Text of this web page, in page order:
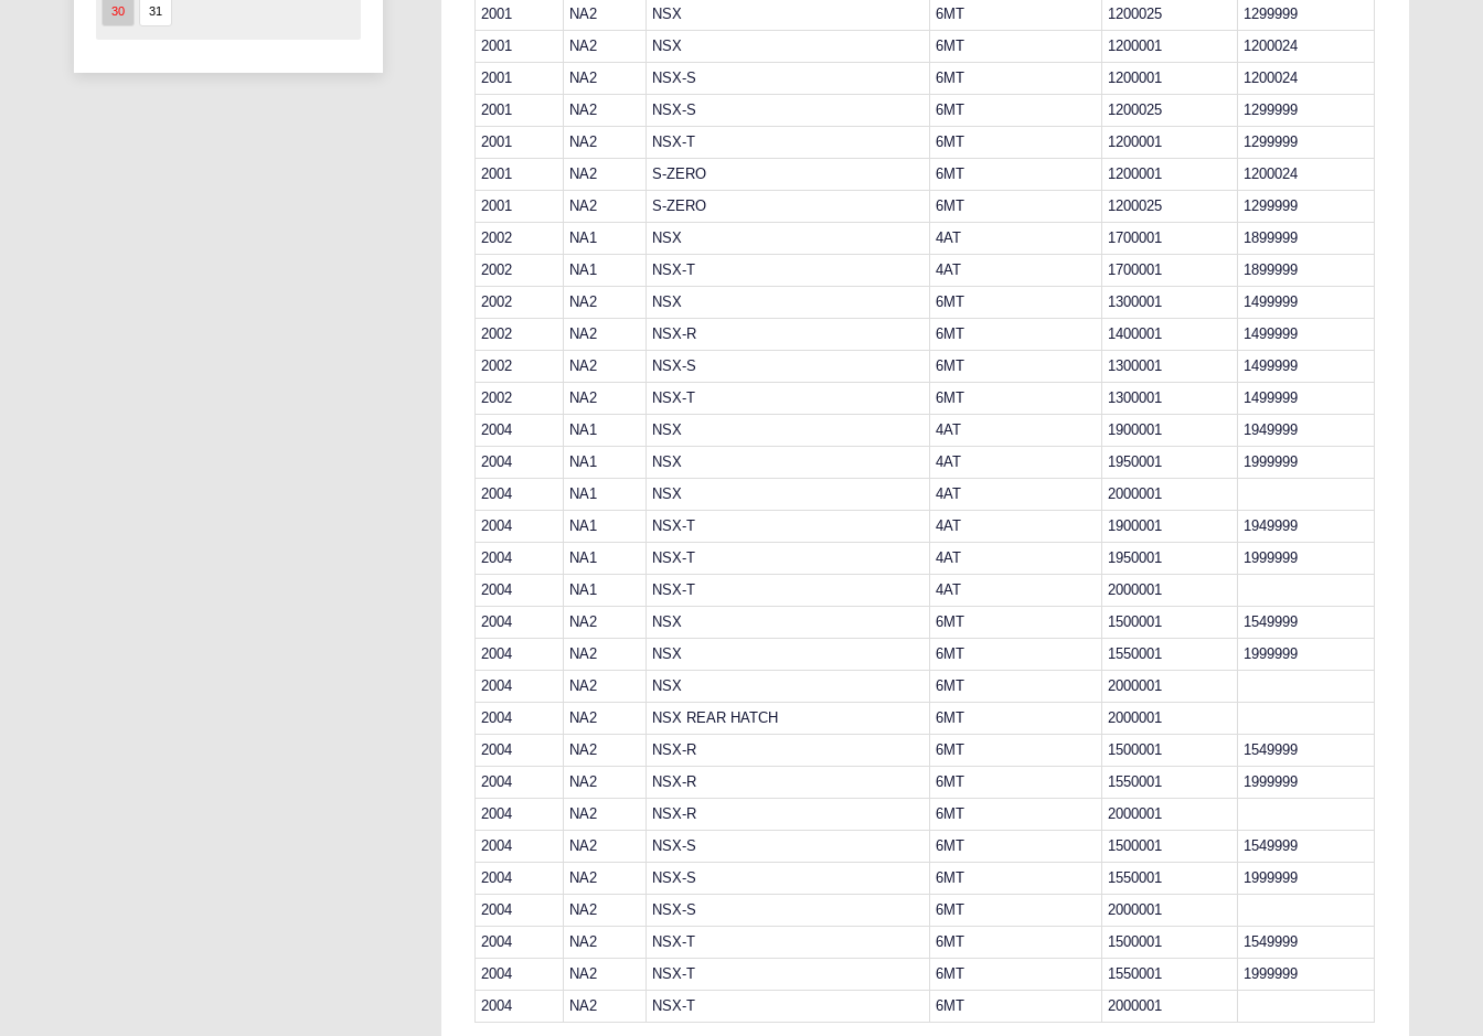
30 31
2001
NA2 NSX 6MT 1200025
1299999
2001
NA2 NSX 6MT 1200001
1200024
2001
NA2 NSX-S 6MT 1200001
1200024
2001
NA2 NSX-S 6MT 1200025
1299999
2001
NA2 NSX-T 6MT 1200001
1299999
2001
NA2 S-ZERO 6MT 1200001
1200024
2001
NA2 S-ZERO 6MT 1200025
1299999
2002
NA1 NSX 4AT 1700001
1899999
2002
NA1 NSX-T 4AT 1700001
1899999
2002
NA2 NSX 6MT 1300001
1499999
2002
NA2 NSX-R 6MT 1400001
1499999
2002
NA2 NSX-S 6MT 1300001
1499999
2002
NA2 NSX-T 6MT 1300001
1499999
2004
NA1 NSX 4AT 1900001
1949999
2004
NA1 NSX 4AT 1950001
1999999
2004
NA1 NSX 4AT
2000001
2004
NA1 NSX-T 4AT 1900001
1949999
2004
NA1 NSX-T 4AT 1950001
1999999
2004
NA1 NSX-T 4AT
2000001
2004
NA2 NSX 6MT 1500001
1549999
2004
NA2 NSX 6MT 1550001
1999999
2004
NA2 NSX 6MT
2000001
2004
NA2 NSX REAR HATCH 6MT
2000001
2004
NA2 NSX-R 6MT 1500001
1549999
2004
NA2 NSX-R 6MT 1550001
1999999
2004
NA2 NSX-R 6MT
2000001
2004
NA2 NSX-S 6MT 1500001
1549999
2004
NA2 NSX-S 6MT 1550001
1999999
2004
NA2 NSX-S 6MT
2000001
2004
NA2 NSX-T 6MT 1500001
1549999
2004
NA2 NSX-T 6MT 1550001
1999999
2004
NA2 NSX-T 6MT 2000001